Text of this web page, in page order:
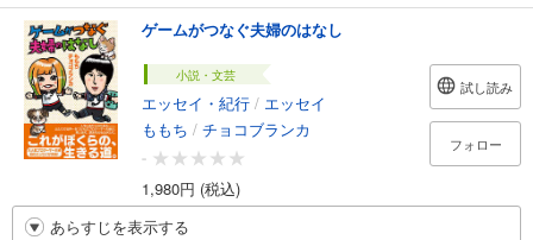
ゲームがつなぐ夫婦のはなし
小説・文芸
エッセイ・紀行 / エッセイ
ももち / チョコブランカ
-
1,980円 (税込)
試し読み
フォロー
あらすじを表示する